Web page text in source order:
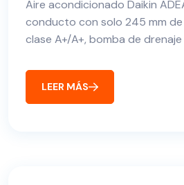
Aire acondicionado Daikin
conducto con solo 245 mm
clase A+/A+, bomba de
LEER MÁS